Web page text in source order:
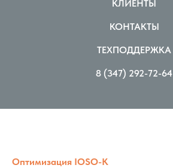
КЛИЕНТЫ
КОНТАКТЫ
ТЕХПОДДЕРЖКА
8 (347) 292-72-64
Оптимизация IOSO-K